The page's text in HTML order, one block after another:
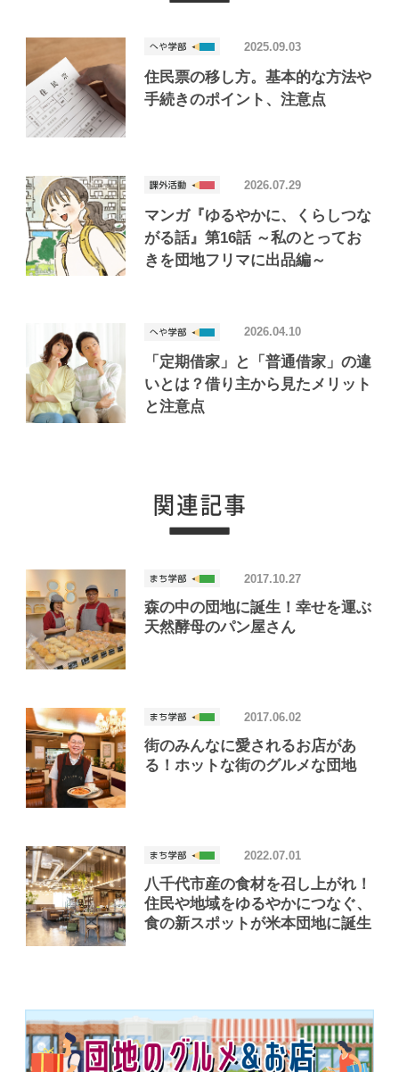
住民票の移し方。基本的な方法や
手続きのポイント、注意点
2025.09.03
マンガ『ゆるやかに、くらしつな
がる話』第16話 ～私のとってお
きを団地フリマに出品編～
2026.07.29
「定期借家」と「普通借家」の違
いとは？借り主から見たメリット
と注意点
2026.04.10
森の中の団地に誕生！幸せを運ぶ
天然酵母のパン屋さん
2017.10.27
街のみんなに愛されるお店があ
る！ホットな街のグルメな団地
2017.06.02
八千代市産の食材を召し上がれ！
住民や地域をゆるやかにつなぐ、
食の新スポットが米本団地に誕生
2022.07.01